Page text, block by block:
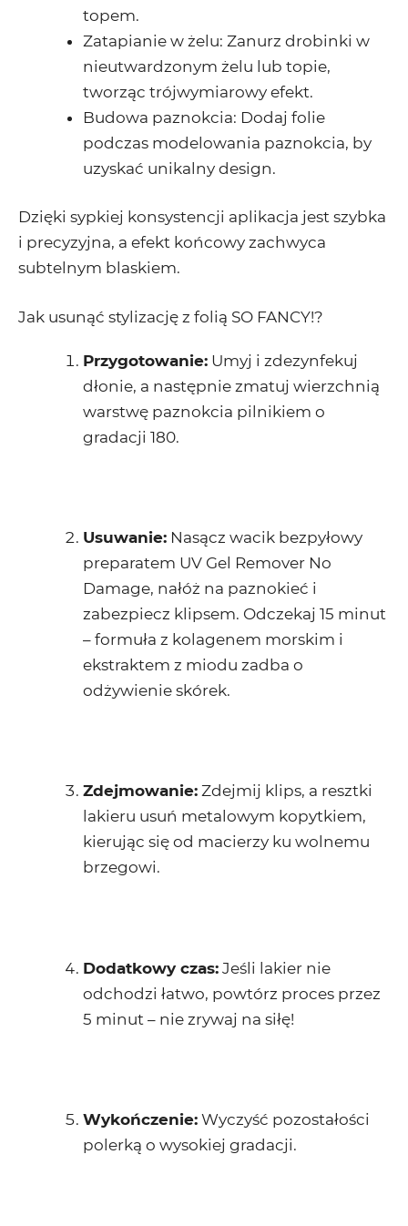
topem.
Zatapianie w żelu: Zanurz drobinki w
nieutwardzonym żelu lub topie,
tworząc trójwymiarowy efekt.
Budowa paznokcia: Dodaj folie
podczas modelowania paznokcia, by
uzyskać unikalny design.
Dzięki sypkiej konsystencji aplikacja jest szybka
i precyzyjna, a efekt końcowy zachwyca
subtelnym blaskiem.
Jak usunąć stylizację z folią SO FANCY!?
Przygotowanie: Umyj i zdezynfekuj
dłonie, a następnie zmatuj wierzchnią
warstwę paznokcia pilnikiem o
gradacji 180.
Usuwanie: Nasącz wacik bezpyłowy
preparatem UV Gel Remover No
Damage, nałóż na paznokieć i
zabezpiecz klipsem. Odczekaj 15 minut
– formuła z kolagenem morskim i
ekstraktem z miodu zadba o
odżywienie skórek.
Zdejmowanie: Zdejmij klips, a resztki
lakieru usuń metalowym kopytkiem,
kierując się od macierzy ku wolnemu
brzegowi.
Dodatkowy czas: Jeśli lakier nie
odchodzi łatwo, powtórz proces przez
5 minut – nie zrywaj na siłę!
Wykończenie: Wyczyść pozostałości
polerką o wysokiej gradacji.